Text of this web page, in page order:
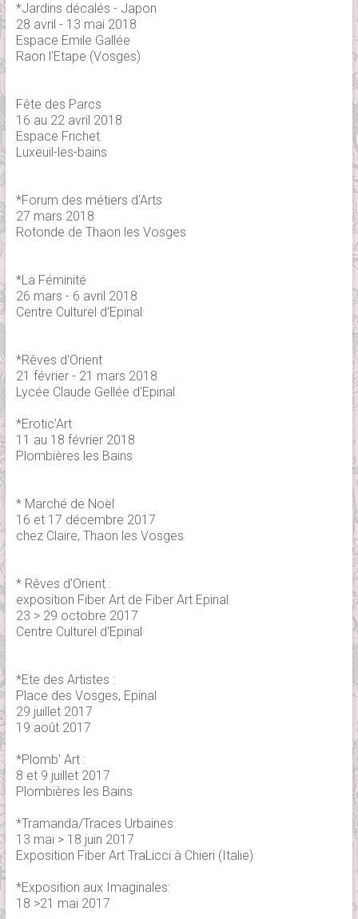
*Jardins décalés - Japon
28 avril - 13 mai 2018
Espace Emile Gallée
Raon l'Etape (Vosges)
Fête des Parcs
16 au 22 avril 2018
Espace Frichet
Luxeuil-les-bains
*Forum des métiers d'Arts
27 mars 2018
Rotonde de Thaon les Vosges
*La Féminité
26 mars - 6 avril 2018
Centre Culturel d'Epinal
*Rêves d'Orient
21 février - 21 mars 2018
Lycée Claude Gellée d'Epinal
*Erotic'Art
11 au 18 février 2018
Plombières les Bains
* Marché de Noël
16 et 17 décembre 2017
chez Claire, Thaon les Vosges
* Rêves d'Orient :
exposition Fiber Art de Fiber Art Epinal
23 > 29 octobre 2017
Centre Culturel d'Epinal
*Ete des Artistes :
Place des Vosges, Epinal
29 juillet 2017
19 août 2017
*Plomb' Art :
8 et 9 juillet 2017
Plombières les Bains
*Tramanda/Traces Urbaines:
13 mai > 18 juin 2017
Exposition Fiber Art TraLicci à Chieri (Italie)
*Exposition aux Imaginales:
18 >21 mai 2017